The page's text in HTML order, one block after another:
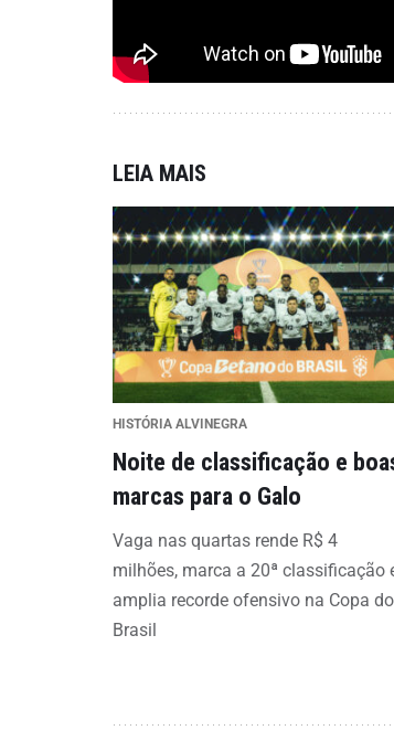
LEIA MAIS
HISTÓRIA ALVINEGRA
Noite de classificação e
marcas para o Galo
Vaga nas quartas rende R$ 4
milhões, marca a 20ª classificação
amplia recorde ofensivo na Copa do
Brasil